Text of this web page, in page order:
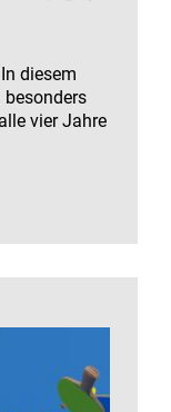
diesem
vier Jahre